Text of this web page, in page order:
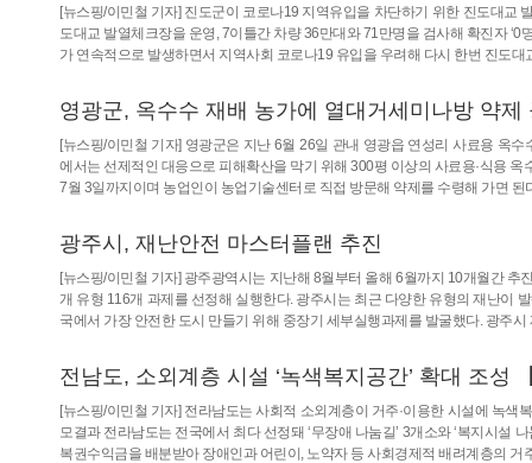
[뉴스핑/이민철 기자] 진도군이 코로나19 지역유입을 차단하기 위한 진도대
도대교 발열체크장을 운영, 7이틀간 차량 36만대와 71만명을 검사해 확진자 ‘0
가 연속적으로 발생하면서 지역사회 코로나19 유입을 우려해 다시 한번 진도
영광군, 옥수수 재배 농가에 열대거세미나방 약제
[뉴스핑/이민철 기자] 영광군은 지난 6월 26일 관내 영광읍 연성리 사료용 옥
에서는 선제적인 대응으로 피해확산을 막기 위해 300평 이상의 사료용·식용
7월 3일까지이며 농업인이 농업기술센터로 직접 방문해 약제를 수령해 가면
광주시, 재난안전 마스터플랜 추진
[뉴스핑/이민철 기자] 광주광역시는 지난해 8월부터 올해 6월까지 10개월간
개 유형 116개 과제를 선정해 실행한다. 광주시는 최근 다양한 유형의 재난이
국에서 가장 안전한 도시 만들기 위해 중장기 세부실행과제를 발굴했다. 광주
전남도, 소외계층 시설 ‘녹색복지공간’ 확대 조성
[뉴스핑/이민철 기자] 전라남도는 사회적 소외계층이 거주·이용한 시설에 녹색
모결과 전라남도는 전국에서 최다 선정돼 ‘무장애 나눔길’ 3개소와 ‘복지시설
복권수익금을 배분받아 장애인과 어린이, 노약자 등 사회경제적 배려계층의